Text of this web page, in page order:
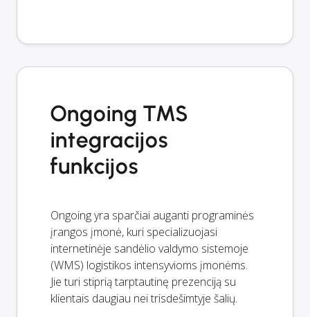
Ongoing TMS
integracijos
funkcijos
Ongoing yra sparčiai auganti programinės
įrangos įmonė, kuri specializuojasi
internetinėje sandėlio valdymo sistemoje
(WMS) logistikos intensyvioms įmonėms.
Jie turi stiprią tarptautinę prezenciją su
klientais daugiau nei trisdešimtyje šalių.